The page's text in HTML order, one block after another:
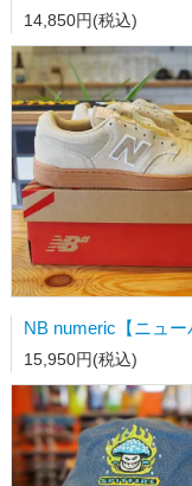
14,850円(税込)
15,950円(税込)